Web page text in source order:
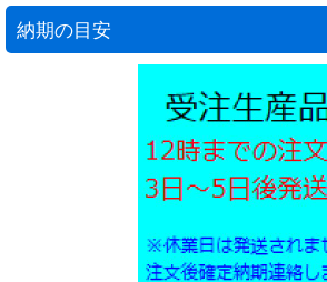
納期の目安